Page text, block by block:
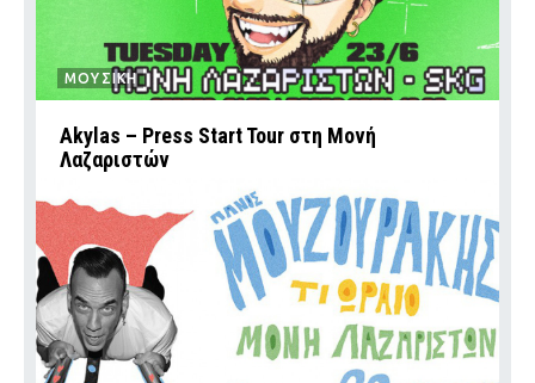
ΜΟΥΣΙΚΗ
Akylas – Press Start Tour στη Μονή
Λαζαριστών